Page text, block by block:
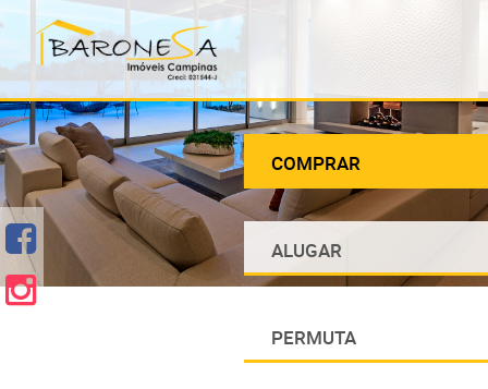
COMPRAR
ALUGAR
PERMUTA